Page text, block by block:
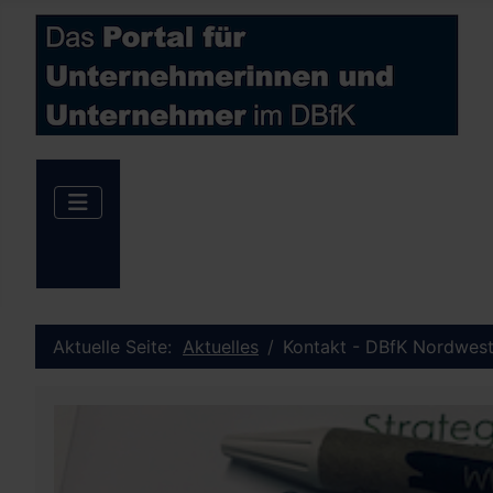
Aktuelle Seite: Aktuelles Kontakt - DBfK